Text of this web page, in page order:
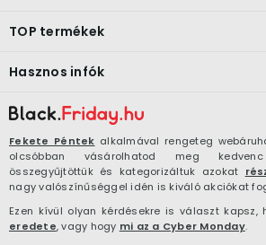
Fekete Péntek alkalmával rengeteg
olcsóbban vásárolhatod meg
összegyűjtöttük és kategorizáltuk azokat
nagy valószínűséggel idén is kiváló akciókat
Ezen kívül olyan kérdésekre is választ kapsz,
eredete, vagy hogy mi az a Cyber Monday.
TOP termékek
Hasznos infók